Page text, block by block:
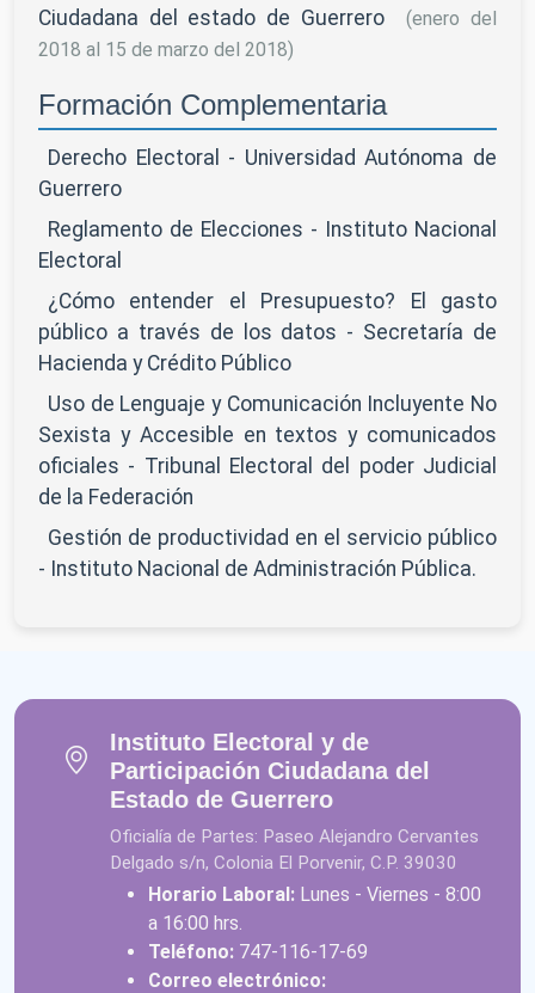
Ciudadana del estado de Guerrero
(enero del
2018 al 15 de marzo del 2018)
Formación Complementaria
Derecho Electoral - Universidad Autónoma de
Guerrero
Reglamento de Elecciones - Instituto Nacional
Electoral
¿Cómo entender el Presupuesto? El gasto
público a través de los datos - Secretaría de
Hacienda y Crédito Público
Uso de Lenguaje y Comunicación Incluyente No
Sexista y Accesible en textos y comunicados
oficiales - Tribunal Electoral del poder Judicial
de la Federación
Gestión de productividad en el servicio público
- Instituto Nacional de Administración Pública.
Instituto Electoral y de
Participación Ciudadana del
Estado de Guerrero
Oficialía de Partes: Paseo Alejandro Cervantes
Delgado s/n, Colonia El Porvenir, C.P. 39030
Horario Laboral: Lunes - Viernes - 8:00
a 16:00 hrs.
Teléfono: 747-116-17-69
Correo electrónico: